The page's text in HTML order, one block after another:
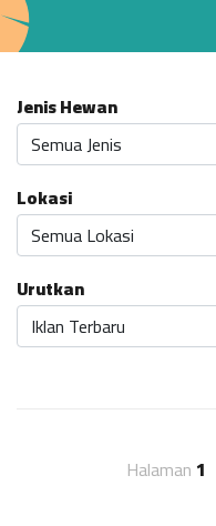
Jenis Hewan
Lokasi
Urutkan
Halaman 1